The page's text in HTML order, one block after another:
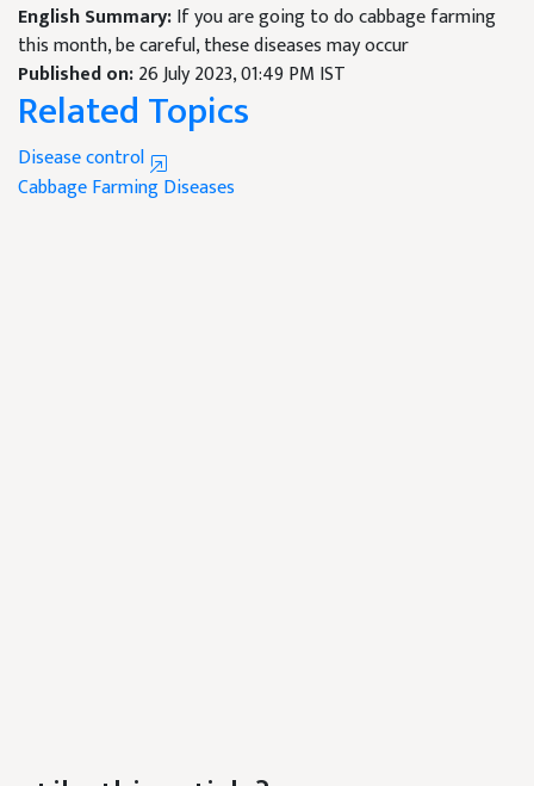
English Summary:If you are going to do cabbage farming
this month, be careful, these diseases may occur
Published on:26 July 2023, 01:49 PM IST
Related Topics
Disease control
CabbageFarmingDiseases